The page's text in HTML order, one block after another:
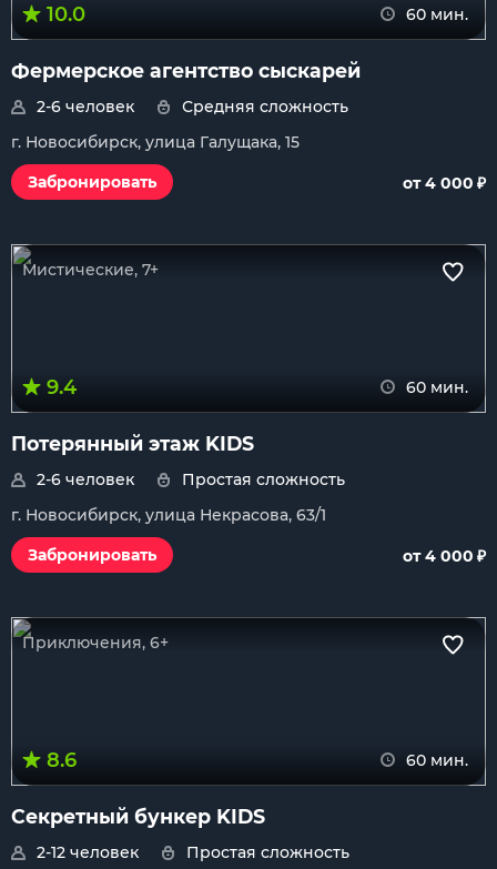
10.0 60 мин.
Фермерское агентство сыскарей
2-6 человек
Средняя сложность
г. Новосибирск, улица Галущака, 15
Забронировать
от 4 000 ₽
Мистические, 7+
9.4 60 мин.
Потерянный этаж KIDS
2-6 человек
Простая сложность
г. Новосибирск, улица Некрасова, 63/1
Забронировать
от 4 000 ₽
Приключения, 6+
8.6 60 мин.
Секретный бункер KIDS
2-12 человек Простая сложность